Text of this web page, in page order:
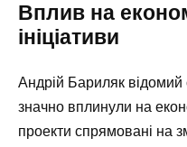
Вплив на
ініціативи
Андрій Бариляк відомий
значно вплинули на
проекти спрямовані на